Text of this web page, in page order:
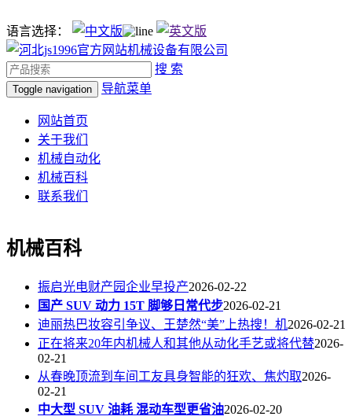
语言选择：
搜 索
Toggle navigation 导航菜单
网站首页
关于我们
机械自动化
机械百科
联系我们
机械百科
振启光电财产园企业早投产2026-02-22
国产 SUV 动力 15T 脚够日常代步2026-02-21
迪丽热巴妆容引争议、王楚然“美”上热搜！机2026-02-21
正在将来20年内机械人和其他从动化手艺或将代替2026-
02-21
从春晚顶流到车间工友具身智能的狂欢、焦灼取2026-
02-21
中大型 SUV 油耗 混动车型更省油2026-02-20